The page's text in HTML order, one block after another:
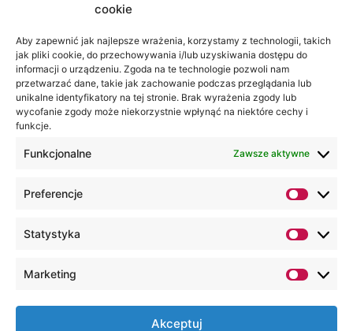
cookie
Aby zapewnić jak najlepsze wrażenia, korzystamy z technologii, takich
jak pliki cookie, do przechowywania i/lub uzyskiwania dostępu do
informacji o urządzeniu. Zgoda na te technologie pozwoli nam
przetwarzać dane, takie jak zachowanie podczas przeglądania lub
unikalne identyfikatory na tej stronie. Brak wyrażenia zgody lub
wycofanie zgody może niekorzystnie wpłynąć na niektóre cechy i
funkcje.
Funkcjonalne Zawsze aktywne
Preferencje
Statystyka
Marketing
Akceptuj
Lubelska
Akademia
WSEI
ul.
Projektowa
13
Jesteśmy
na: